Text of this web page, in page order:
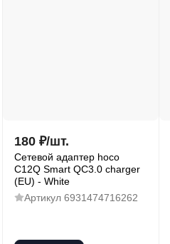
180 ₽/шт.
Сетевой адаптер hoco
C12Q Smart QC3.0 charger
(EU) - White
Артикул 6931474716262